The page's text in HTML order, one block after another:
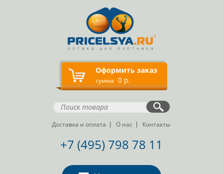
Оформить заказ
сумма 0 р.
Доставка и оплата О нас Контакты
+7 (495) 798 78 11